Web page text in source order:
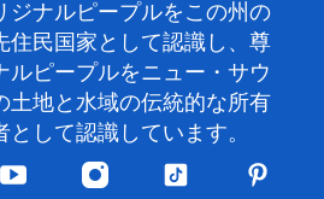
ジナルピープルをこの州の
住民国家として認識し、尊
ルピープルをニュー・サウ
土地と水域の伝統的な所有
して認識しています。
ユ
イ
テ
ピ